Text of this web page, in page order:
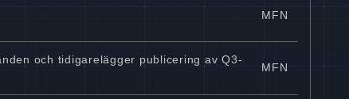
MFN
och tidigarelägger publicering av Q3-
MFN